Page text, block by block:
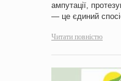
ампутації,
— це єдиний
Читати повністю